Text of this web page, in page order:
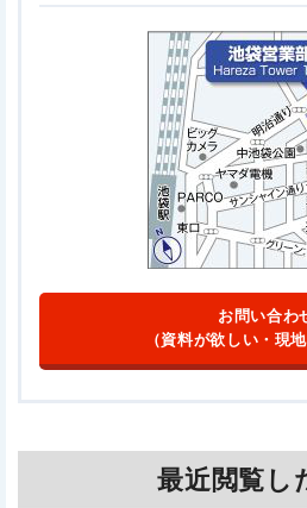
お問い合わ
（資料が欲しい・現
最近閲覧し